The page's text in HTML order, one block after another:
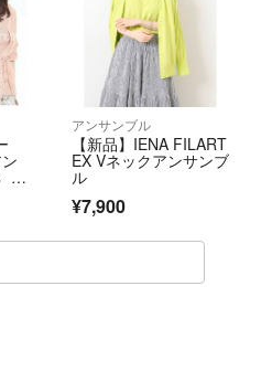
ジ
アンサンブル
【新品】IENA FILART
EX Vネックアンサンブ
ル
¥7,900